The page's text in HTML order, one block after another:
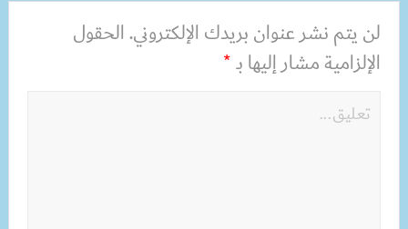
لن يتم نشر عنوان بريدك الإلكتروني.الحقول
الإلزامية مشار إليها بـ*